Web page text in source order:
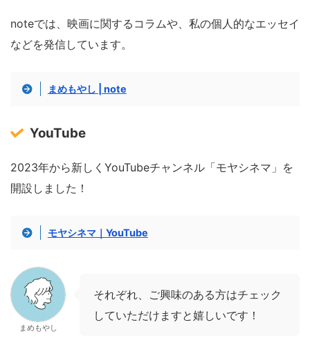
noteでは、映画に関するコラムや、私の個人的なエッセイ
などを発信しています。
まめもやし | note
YouTube
2023年から新しくYouTubeチャンネル「モヤシネマ」を
開設しました！
モヤシネマ｜YouTube
まめもやし
それぞれ、ご興味のある方はチェック
していただけますと嬉しいです！